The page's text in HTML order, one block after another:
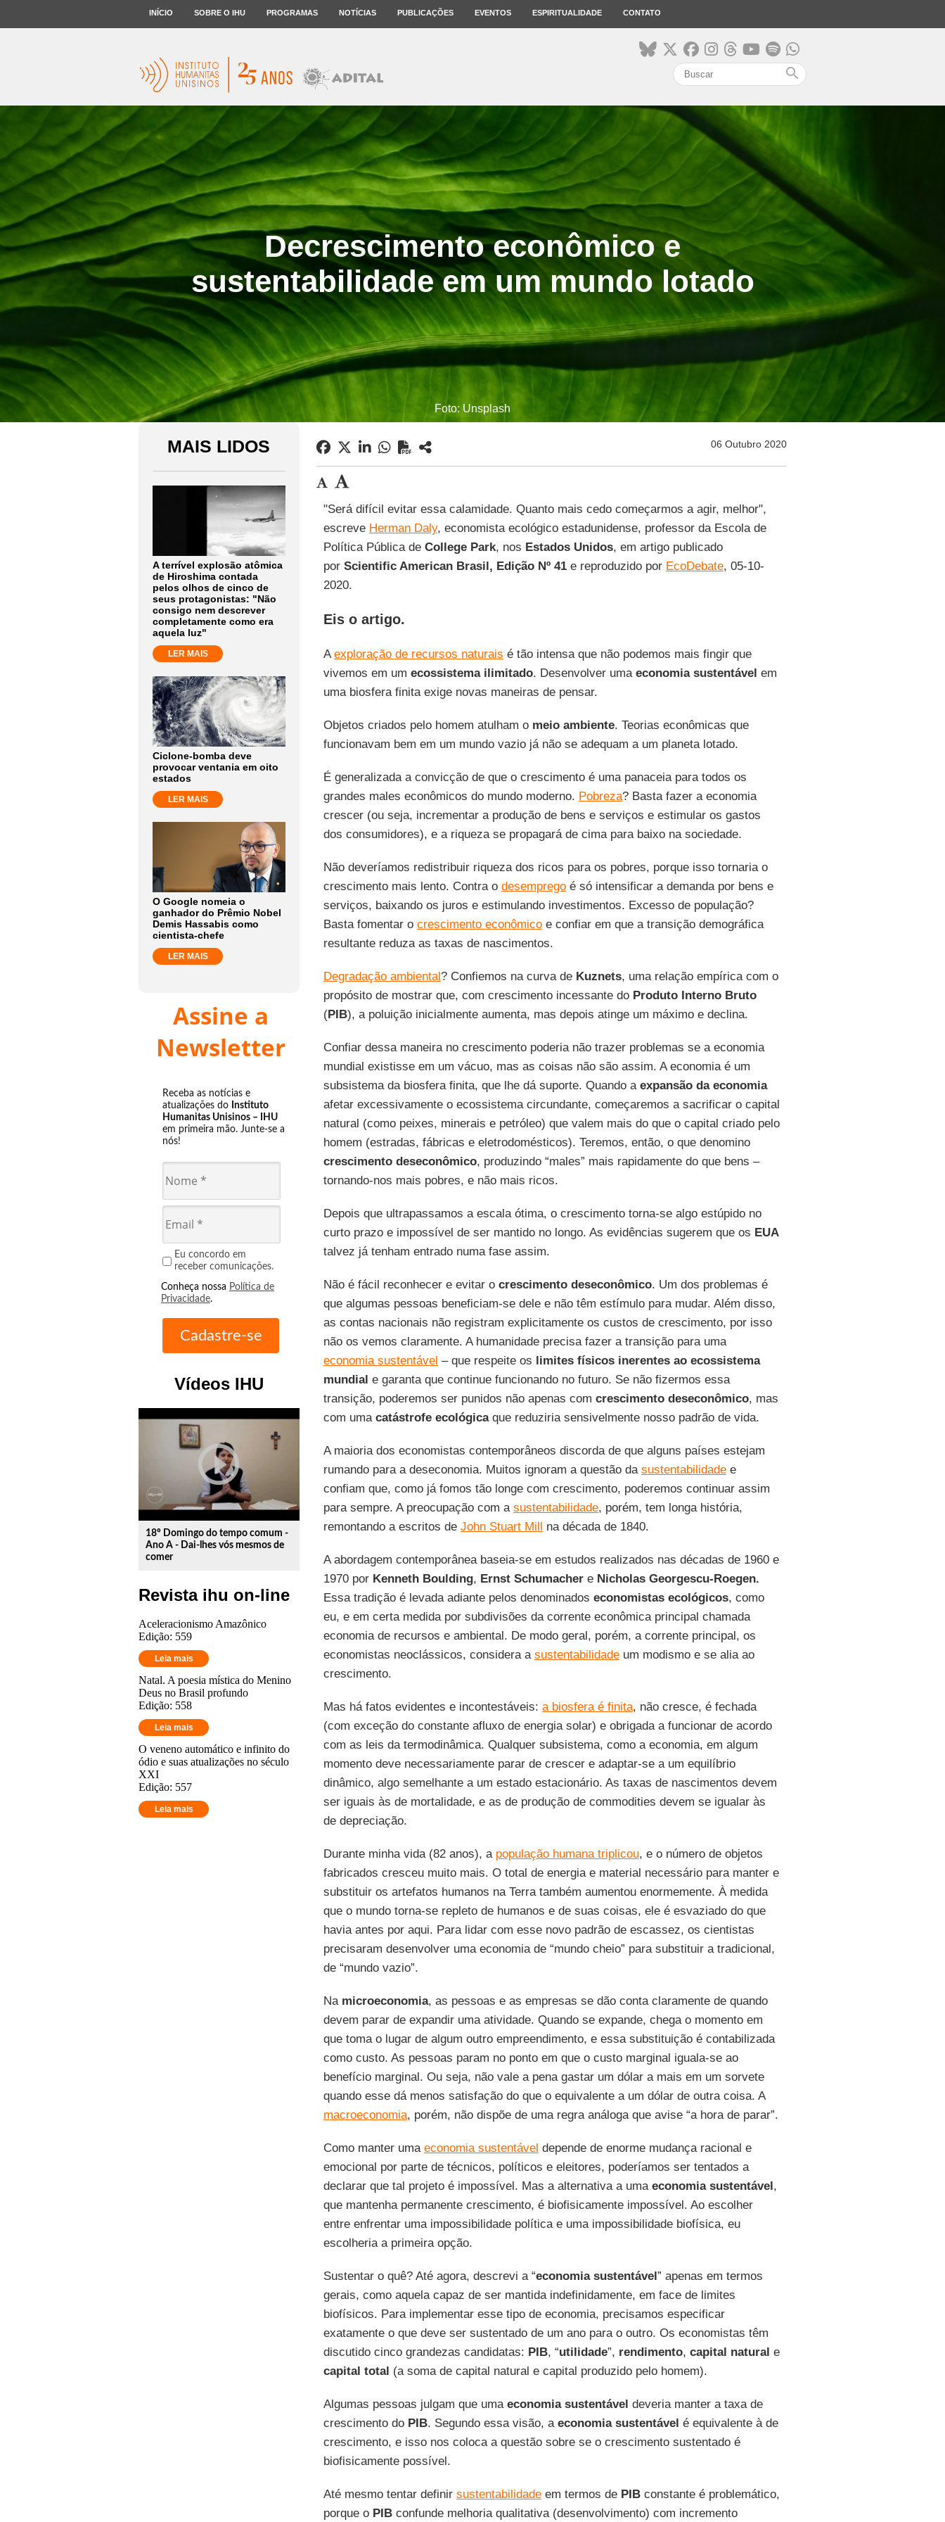
INÍCIO SOBRE O IHU PROGRAMAS NOTÍCIAS PUBLICAÇÕES EVENTOS ESPIRITUALIDADE CONTATO
search
Decrescimento econômico e
sustentabilidade em um mundo lotado
Foto: Unsplash
MAIS LIDOS
A terrível explosão atômica
de Hiroshima contada
pelos olhos de cinco de
seus protagonistas: "Não
consigo nem descrever
completamente como era
aquela luz"
LER MAIS
Ciclone-bomba deve
provocar ventania em oito
estados
LER MAIS
O Google nomeia o
ganhador do Prêmio Nobel
Demis Hassabis como
cientista-chefe
LER MAIS
Assine a
Newsletter
Receba as notícias e
atualizações do Instituto
Humanitas Unisinos – IHU
em primeira mão. Junte-se a
nós!
Eu concordo em
receber comunicações.
Conheça nossa Política de
Privacidade.
Vídeos IHU
play_circle_outline
18º Domingo do tempo comum -
Ano A - Dai-lhes vós mesmos de
comer
Revista ihu on-line
Aceleracionismo Amazônico
Edição: 559
Leia mais
Natal. A poesia mística do Menino
Deus no Brasil profundo
Edição: 558
Leia mais
O veneno automático e infinito do
ódio e suas atualizações no século
XXI
Edição: 557
Leia mais
06 Outubro 2020
"Será difícil evitar essa calamidade. Quanto mais cedo começarmos a agir, melhor",
escreve Herman Daly, economista ecológico estadunidense, professor da Escola de
Política Pública de College Park, nos Estados Unidos, em artigo publicado
por Scientific American Brasil, Edição Nº 41e reproduzido por EcoDebate, 05-10-
2020.
Eis o artigo.
Aexploração de recursos naturais é tão intensa que não podemos mais fingir que
vivemos em um ecossistema ilimitado. Desenvolver uma economia sustentável em
uma biosfera finita exige novas maneiras de pensar.
Objetos criados pelo homem atulham omeio ambiente. Teorias econômicas que
funcionavam bem em um mundo vazio já não se adequam a um planeta lotado.
É generalizada a convicção de que o crescimento é uma panaceia para todos os
grandes males econômicos do mundo moderno. Pobreza? Basta fazer a economia
crescer (ou seja, incrementar a produção de bens e serviços e estimular os gastos
dos consumidores), e a riqueza se propagará de cima para baixo na sociedade.
Não deveríamos redistribuir riqueza dos ricos para os pobres, porque isso tornaria o
crescimento mais lento. Contra o desempregoé só intensificar a demanda por bens e
serviços, baixando os juros e estimulando investimentos. Excesso de população?
Basta fomentar o crescimento econômicoe confiar em que a transição demográfica
resultante reduza as taxas de nascimentos.
Degradação ambiental? Confiemos na curva de Kuznets, uma relação empírica com o
propósito de mostrar que, com crescimento incessante doProduto Interno Bruto
(PIB), a poluição inicialmente aumenta, mas depois atinge um máximo e declina.
Confiar dessa maneira no crescimento poderia não trazer problemas se a economia
mundial existisse em um vácuo, mas as coisas não são assim. A economia é um
subsistema da biosfera finita, que lhe dá suporte. Quando a expansão da economia
afetar excessivamente o ecossistema circundante, começaremos a sacrificar o capital
natural (como peixes, minerais e petróleo) que valem mais do que o capital criado pelo
homem (estradas, fábricas e eletrodomésticos). Teremos, então, o que denomino
crescimento deseconômico, produzindo “males” mais rapidamente do que bens –
tornando-nos mais pobres, e não mais ricos.
Depois que ultrapassamos a escala ótima, o crescimento torna-se algo estúpido no
curto prazo e impossível de ser mantido no longo. As evidências sugerem que os EUA
talvez já tenham entrado numa fase assim.
Não é fácil reconhecer e evitar o crescimento deseconômico. Um dos problemas é
que algumas pessoas beneficiam-se dele e não têm estímulo para mudar. Além disso,
as contas nacionais não registram explicitamente os custos de crescimento, por isso
não os vemos claramente. A humanidade precisa fazer a transição para uma
economia sustentável – que respeite os limites físicos inerentes ao ecossistema
mundial e garanta que continue funcionando no futuro. Se não fizermos essa
transição, poderemos ser punidos não apenas com crescimento deseconômico, mas
com uma catástrofe ecológicaque reduziria sensivelmente nosso padrão de vida.
A maioria dos economistas contemporâneos discorda de que alguns países estejam
rumando para a deseconomia. Muitos ignoram a questão da sustentabilidadee
confiam que, como já fomos tão longe com crescimento, poderemos continuar assim
para sempre. A preocupação com a sustentabilidade, porém, tem longa história,
remontando a escritos de John Stuart Mill na década de 1840.
A abordagem contemporânea baseia-se em estudos realizados nas décadas de 1960 e
1970 por Kenneth Boulding, Ernst Schumachere Nicholas Georgescu-Roegen.
Essa tradição é levada adiante pelos denominados economistas ecológicos, como
eu, e em certa medida por subdivisões da corrente econômica principal chamada
economia de recursos e ambiental. De modo geral, porém, a corrente principal, os
economistas neoclássicos, considera a sustentabilidadeum modismo e se alia ao
crescimento.
Mas há fatos evidentes e incontestáveis: a biosfera é finita, não cresce, é fechada
(com exceção do constante afluxo de energia solar) e obrigada a funcionar de acordo
com as leis da termodinâmica. Qualquer subsistema, como a economia, em algum
momento deve necessariamente parar de crescer e adaptar-se a um equilíbrio
dinâmico, algo semelhante a um estado estacionário. As taxas de nascimentos devem
ser iguais às de mortalidade, e as de produção de commodities devem se igualar às
de depreciação.
Durante minha vida (82 anos), a população humana triplicou, e o número de objetos
fabricados cresceu muito mais. O total de energia e material necessário para manter e
substituir os artefatos humanos na Terra também aumentou enormemente. À medida
que o mundo torna-se repleto de humanos e de suas coisas, ele é esvaziado do que
havia antes por aqui. Para lidar com esse novo padrão de escassez, os cientistas
precisaram desenvolver uma economia de “mundo cheio” para substituir a tradicional,
de “mundo vazio”.
Na microeconomia, as pessoas e as empresas se dão conta claramente de quando
devem parar de expandir uma atividade. Quando se expande, chega o momento em
que toma o lugar de algum outro empreendimento, e essa substituição é contabilizada
como custo. As pessoas param no ponto em que o custo marginal iguala-se ao
benefício marginal. Ou seja, não vale a pena gastar um dólar a mais em um sorvete
quando esse dá menos satisfação do que o equivalente a um dólar de outra coisa. A
macroeconomia, porém, não dispõe de uma regra análoga que avise “a hora de parar”.
Como manter uma economia sustentável depende de enorme mudança racional e
emocional por parte de técnicos, políticos e eleitores, poderíamos ser tentados a
declarar que tal projeto é impossível. Mas a alternativa a uma economia sustentável,
que mantenha permanente crescimento, é biofisicamente impossível. Ao escolher
entre enfrentar uma impossibilidade política e uma impossibilidade biofísica, eu
escolheria a primeira opção.
Sustentar o quê? Até agora, descrevi a “economia sustentável” apenas em termos
gerais, como aquela capaz de ser mantida indefinidamente, em face de limites
biofísicos. Para implementar esse tipo de economia, precisamos especificar
exatamente o que deve ser sustentado de um ano para o outro. Os economistas têm
discutido cinco grandezas candidatas: PIB, “utilidade”, rendimento, capital natural e
capital total (a soma de capital natural e capital produzido pelo homem).
Algumas pessoas julgam que uma economia sustentável deveria manter a taxa de
crescimento do PIB. Segundo essa visão, a economia sustentável é equivalente à de
crescimento, e isso nos coloca a questão sobre se o crescimento sustentado é
biofisicamente possível.
Até mesmo tentar definir sustentabilidadeem termos de PIBconstante é problemático,
porque o PIBconfunde melhoria qualitativa (desenvolvimento) com incremento